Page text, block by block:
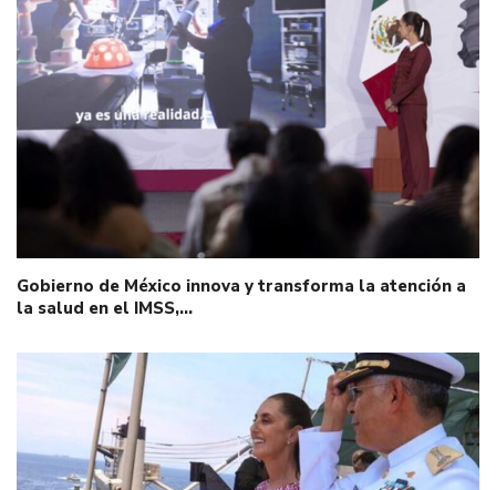
Gobierno de México innova y transforma la atención a
la salud en el IMSS,…